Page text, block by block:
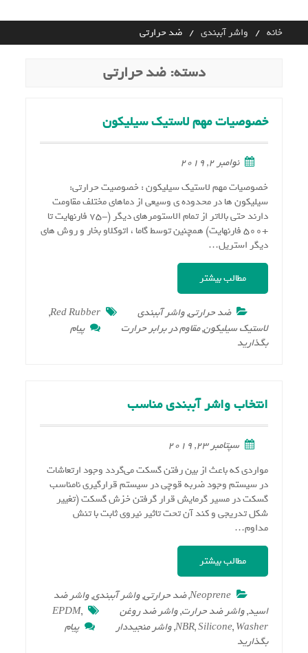
to
contentخانه واشر آببندی ضد حرارتی
دسته:ضد حرارتی
خصوصیات مهم لاستیک سیلیکون
نوامبر 2, 2019
خصوصیات مهم لاستیک سیلیکون : خصوصیت حرارتی:
سیلیکون ها در محدوده ی وسیعی از دماهای مختلف مقاومت
دارند حتی بالاتر از تمام الاستومرهای دیگر (-۷۵ فارنهایت تا
+۵۰۰ فارنهایت) همچنین توسط گاما ، اتوکلاو بخار و روش های
دیگر استریل…
مطالب بیشتر
ضد حرارتی,واشر آببندی Red Rubber
,
لاستیک سیلیکون,مقاوم در برابر حرارت
پیام
بگذارید
سیلیکون
انتخاب واشر آببندی مناسب
سپتامبر 23, 2019
مواردي كه باعث از بين رفتن گسكت مي‌گردد وجود ارتعاشات
در سيستم وجود ضربه قوچي در سيستم قرارگيري نامناسب
گسكت در مسير گرمايش قرار گرفتن خزش گسكت (تغيير
شكل تدريجي و كند آن تحت تاثير نيروي ثابت با تنش
مداوم…
مطالب بیشتر
Neoprene
,ضد حرارتی,واشر آببندی,واشر ضد
اسید,واشر ضد حرارت,واشر ضد روغن EPDM,
NBR,Silicone,Washer
,واشر منجیددار
پیام
بگذارید